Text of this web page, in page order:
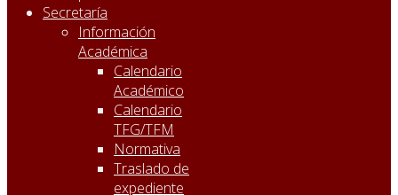
Secretaría
Información
Académica
Calendario
Académico
Calendario
TFG/TFM
Normativa
Traslado de
expediente